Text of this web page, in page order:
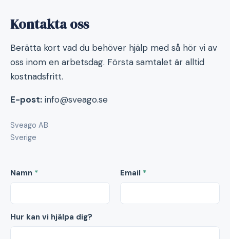
Kontakta oss
Berätta kort vad du behöver hjälp med så hör vi av
oss inom en arbetsdag. Första samtalet är alltid
kostnadsfritt.
E-post: info@sveago.se
Sveago AB
Sverige
Namn * Email *
Hur kan vi hjälpa dig?